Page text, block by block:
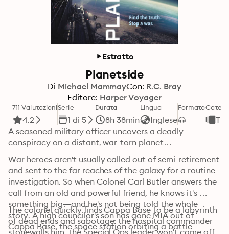
Estratto
Planetside
Di Michael MammayCon: R.C. Bray
Editore: Harper Voyager
711 Valutazioni
4.2
Serie
1 di 5
Durata
8h 38min
Lingua
Inglese
Formato
A seasoned military officer uncovers a deadly
conspiracy on a distant, war-torn planet…
War heroes aren't usually called out of semi-retirement
and sent to the far reaches of the galaxy for a routine
investigation. So when Colonel Carl Butler answers the
call from an old and powerful friend, he knows it's
something big—and he's not being told the whole
story. A high councilor's son has gone MIA out of
Cappa Base, the space station orbiting a battle-
The colonel quickly finds Cappa Base to be a labyrinth
of dead ends and sabotage: the hospital commander
stonewalls him, the Special Ops leader won't come off